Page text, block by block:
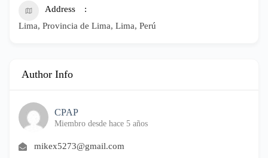
Address
Lima, Provincia de Lima, Lima, Perú
Author Info
CPAP
Miembro desde hace 5 años
mikex5273@gmail.com